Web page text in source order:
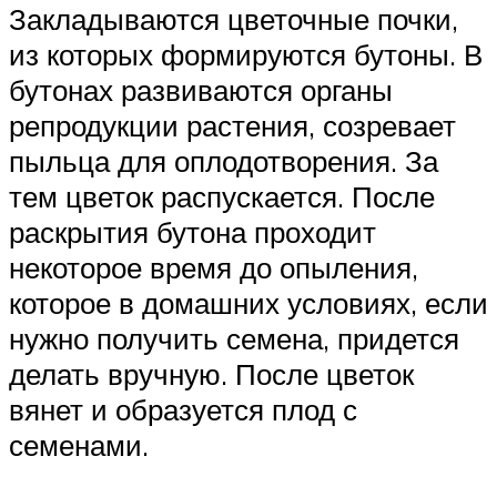
Закладываются цветочные почки,
из которых формируются бутоны. В
бутонах развиваются органы
репродукции растения, созревает
пыльца для оплодотворения. За
тем цветок распускается. После
раскрытия бутона проходит
некоторое время до опыления,
которое в домашних условиях, если
нужно получить семена, придется
делать вручную. После цветок
вянет и образуется плод с
семенами.